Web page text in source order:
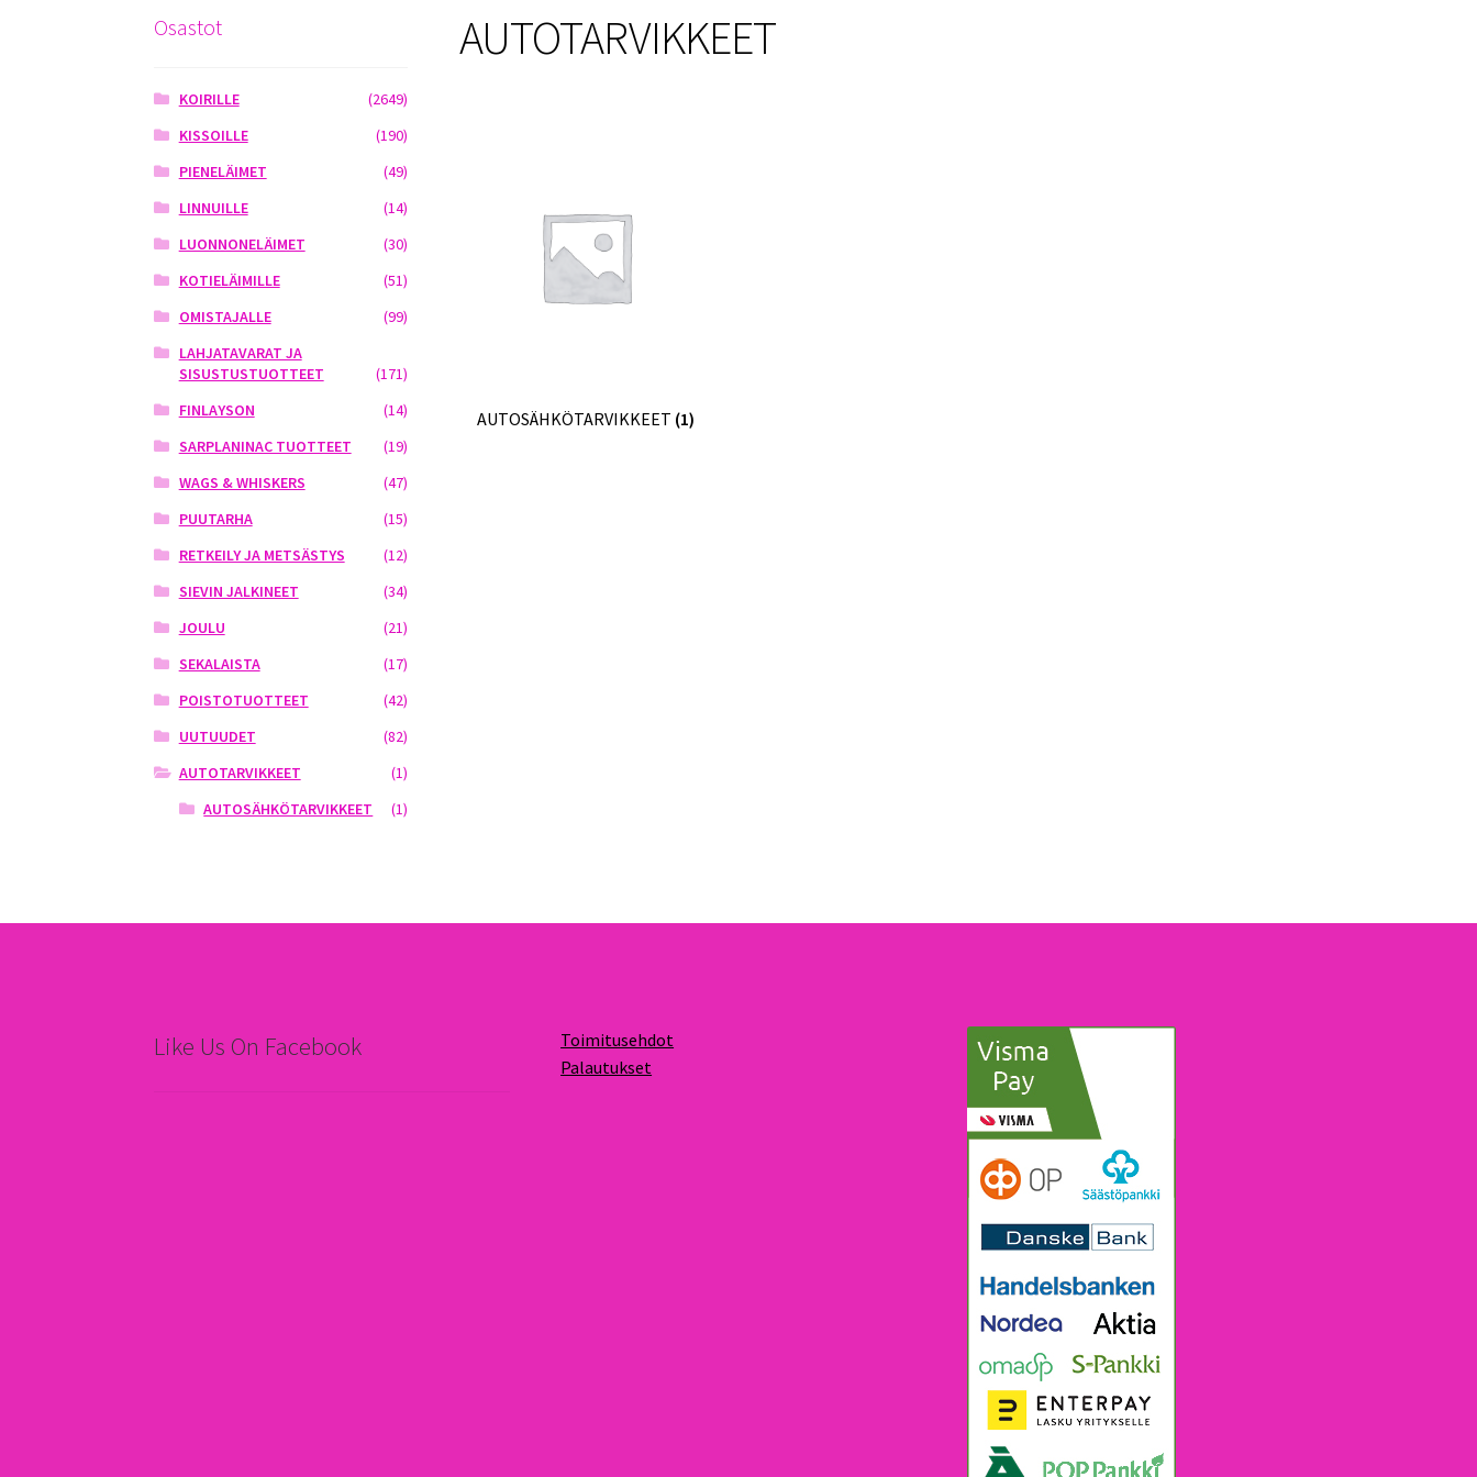
AUTOTARVIKKEET
AUTOSÄHKÖTARVIKKEET (1)
Osastot
KOIRILLE
(2649)
KISSOILLE
(190)
PIENELÄIMET
(49)
LINNUILLE
(14)
LUONNONELÄIMET
(30)
KOTIELÄIMILLE
(51)
OMISTAJALLE
(99)
LAHJATAVARAT JA
SISUSTUSTUOTTEET
(171)
FINLAYSON
(14)
SARPLANINAC TUOTTEET
(19)
WAGS & WHISKERS
(47)
PUUTARHA
(15)
RETKEILY JA METSÄSTYS
(12)
SIEVIN JALKINEET
(34)
JOULU
(21)
SEKALAISTA
(17)
POISTOTUOTTEET
(42)
UUTUUDET
(82)
AUTOTARVIKKEET
(1)
AUTOSÄHKÖTARVIKKEET
(1)
Like Us On Facebook
Toimitusehdot
Palautukset